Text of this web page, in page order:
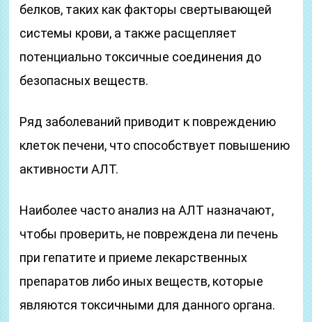
белков, таких как факторы свертывающей
системы крови, а также расщепляет
потенциально токсичные соединения до
безопасных веществ.
Ряд заболеваний приводит к повреждению
клеток печени, что способствует повышению
активности АЛТ.
Наиболее часто анализ на АЛТ назначают,
чтобы проверить, не повреждена ли печень
при гепатите и приеме лекарственных
препаратов либо иных веществ, которые
являются токсичными для данного органа.